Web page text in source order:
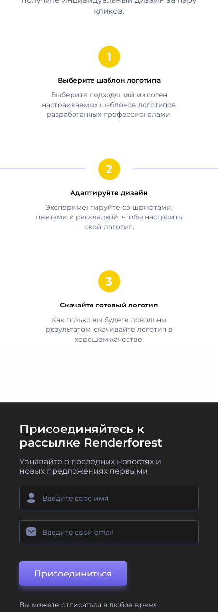
кликов.
Выберите шаблон логотипа
Выберите подходящий из сотен
настраиваемых шаблонов логотипов
разработанных профессионалами.
Адаптируйте дизайн
Экспериментируйте со шрифтами,
цветами и раскладкой, чтобы настроить
свой логотип.
Скачайте готовый логотип
Как только вы будете довольны
результатом, скачивайте логотип в
хорошем качестве.
Присоединяйтесь к
рассылке Renderforest
Узнавайте о последних новостях и
новых предложениях первыми
Присоединиться
Вы можете отписаться в любое время